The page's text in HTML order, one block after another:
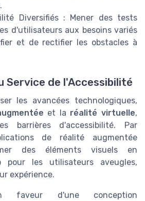
Diversifiés : Mener des tests
d'utilisateurs aux besoins variés
et de rectifier les obstacles à
Service de l'Accessibilité
les avancées technologiques,
et la réalité virtuelle,
barrières d'accessibilité. Par
de réalité augmentée
des éléments visuels en
pour les utilisateurs aveugles,
expérience.
faveur d'une conception